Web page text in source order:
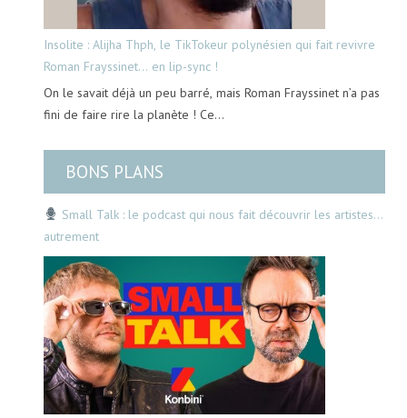
Insolite : Alijha Thph, le TikTokeur polynésien qui fait revivre
Roman Frayssinet… en lip-sync !
On le savait déjà un peu barré, mais Roman Frayssinet n’a pas
fini de faire rire la planète ! Ce…
BONS PLANS
Small Talk : le podcast qui nous fait découvrir les artistes…
autrement